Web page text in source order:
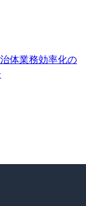
体業務効率化の